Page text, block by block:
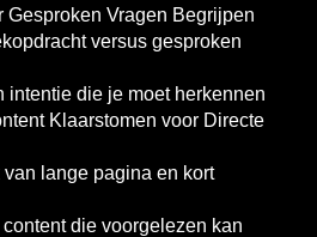
Gesproken Vragen Begrijpen
versus gesproken
intentie die je moet herkennen
Klaarstomen voor Directe
van lange pagina en kort
die voorgelezen kan